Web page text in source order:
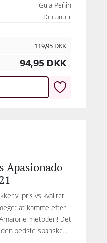
Guia Peñin
Decanter
119,95 DKK
94,95 DKK
Apasionado
vi pris vs kvalitet
at komme efter
metoden! Det
bedste spanske...